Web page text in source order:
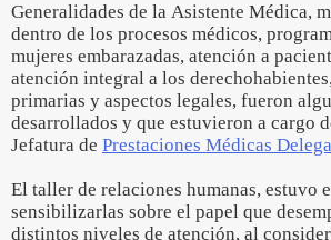
Generalidades de la Asistente Médica,
dentro de los procesos médicos,
mujeres embarazadas, atención a
atención integral a los
primarias y aspectos legales, fueron
desarrollados y que estuvieron a cargo
Jefatura de Prestaciones Médicas
El taller de relaciones humanas, estuvo
sensibilizarlas sobre el papel que
distintos niveles de atención, al